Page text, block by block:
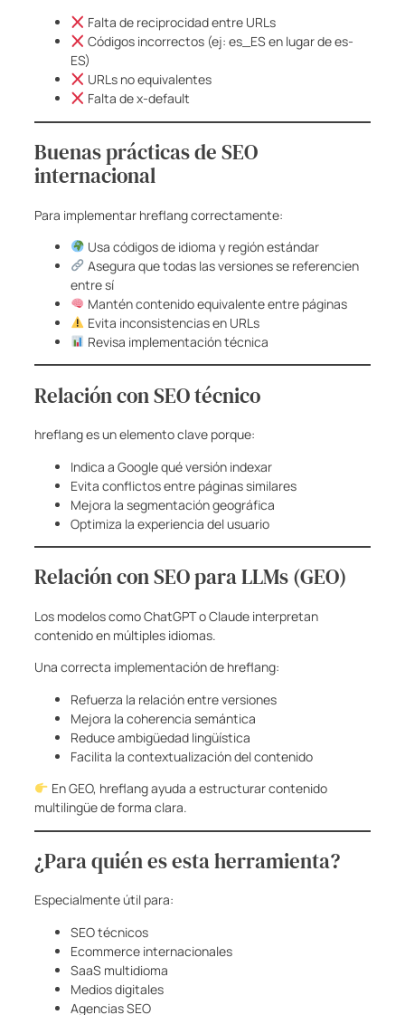
Falta de reciprocidad entre URLs
Códigos incorrectos (ej: es_ES en lugar de es-
ES)
URLs no equivalentes
Falta de x-default
Buenas prácticas de SEO
internacional
Para implementar hreflang correctamente:
Usa códigos de idioma y región estándar
Asegura que todas las versiones se referencien
entre sí
Mantén contenido equivalente entre páginas
Evita inconsistencias en URLs
Revisa implementación técnica
Relación con SEO técnico
hreflang es un elemento clave porque:
Indica a Google qué versión indexar
Evita conflictos entre páginas similares
Mejora la segmentación geográfica
Optimiza la experiencia del usuario
Relación con SEO para LLMs (GEO)
Los modelos como ChatGPT o Claude interpretan
contenido en múltiples idiomas.
Una correcta implementación de hreflang:
Refuerza la relación entre versiones
Mejora la coherencia semántica
Reduce ambigüedad lingüística
Facilita la contextualización del contenido
En GEO, hreflang ayuda a estructurar contenido
multilingüe de forma clara.
¿Para quién es esta herramienta?
Especialmente útil para:
SEO técnicos
Ecommerce internacionales
SaaS multidioma
Medios digitales
Agencias SEO